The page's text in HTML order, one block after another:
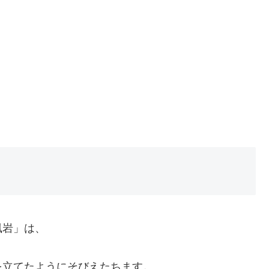
」は、
てたようにそびえたちます。